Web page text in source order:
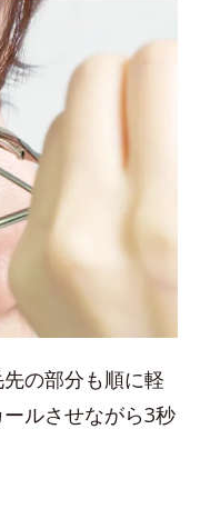
の部分も順に軽
ルさせながら3秒